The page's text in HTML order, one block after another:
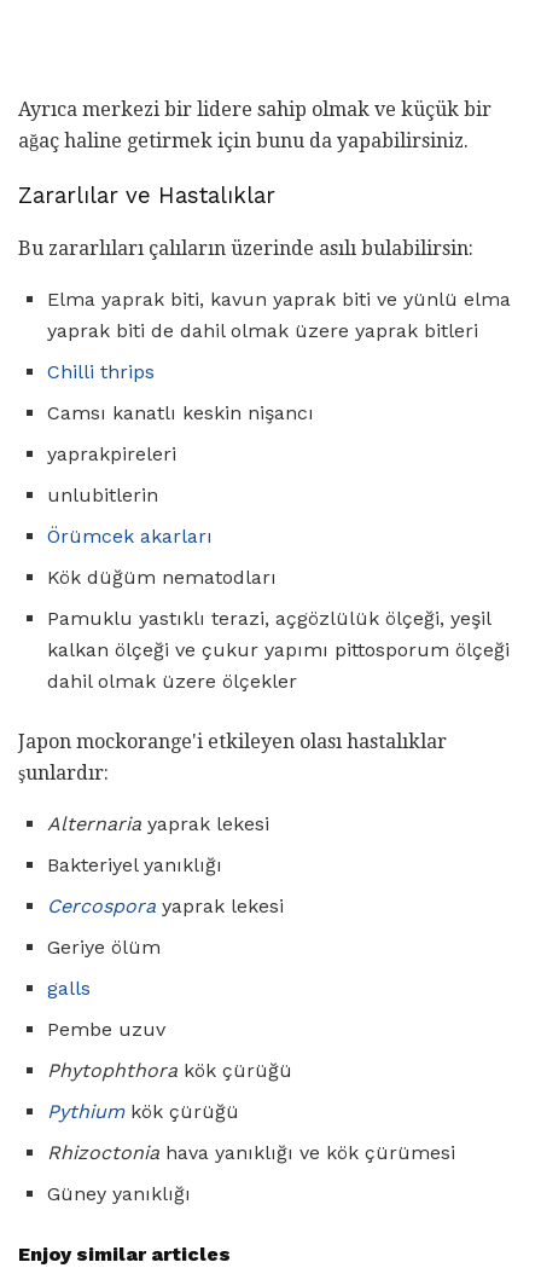
Ayrıca merkezi bir lidere sahip olmak ve küçük bir
ağaç haline getirmek için bunu da yapabilirsiniz.
Zararlılar ve Hastalıklar
Bu zararlıları çalıların üzerinde asılı bulabilirsin:
Elma yaprak biti, kavun yaprak biti ve yünlü elma
yaprak biti de dahil olmak üzere yaprak bitleri
Chilli thrips
Camsı kanatlı keskin nişancı
yaprakpireleri
unlubitlerin
Örümcek akarları
Kök düğüm nematodları
Pamuklu yastıklı terazi, açgözlülük ölçeği, yeşil
kalkan ölçeği ve çukur yapımı pittosporum ölçeği
dahil olmak üzere ölçekler
Japon mockorange'i etkileyen olası hastalıklar
şunlardır:
Alternaria yaprak lekesi
Bakteriyel yanıklığı
Cercospora yaprak lekesi
Geriye ölüm
galls
Pembe uzuv
Phytophthora kök çürüğü
Pythiumkök çürüğü
Rhizoctonia hava yanıklığı ve kök çürümesi
Güney yanıklığı
Enjoy similar articles